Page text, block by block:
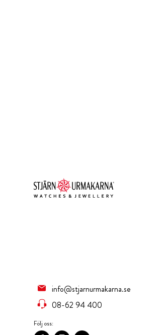
info@stjarnurmakarna.se
08-62 94 400
Följ oss: